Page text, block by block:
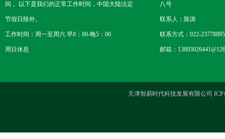
间 。以下是我们的正常工作时间，中国大陆法定
节假日除外。
工作时间：周一至周六 早8：00-晚5：00
周日休息
八号
联系人：陈涛
联系方式：022-23778895
邮箱：
天津智易时代科技发展有限公司 ICP